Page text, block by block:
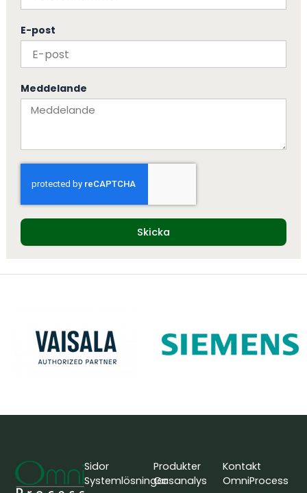
E-post
Meddelande
Skicka
Sidor
Systemlösningar
Produkter
Gasanalys
Kontakt
OmniProcess